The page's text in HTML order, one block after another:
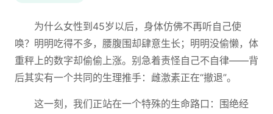
为什么女性到45岁以后，身体仿佛不再听自己使
唤？明明吃得不多，腰腹围却肆意生长；明明没偷懒，体
重秤上的数字却偷偷上涨。别急着责怪自己不自律——背
后其实有一个共同的生理推手：雌激素正在“撤退”。
这一刻，我们正站在一个特殊的生命路口：围绝经